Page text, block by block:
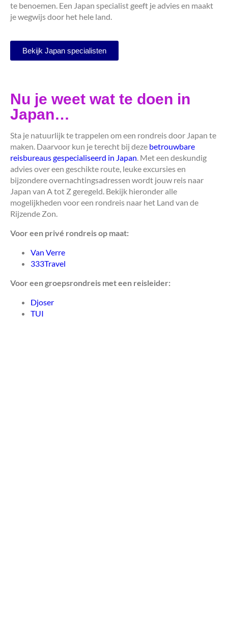
te benoemen. Een Japan specialist geeft je advies en maakt
je wegwijs door het hele land.
Bekijk Japan specialisten
Nu je weet wat te doen in
Japan…
Sta je natuurlijk te trappelen om een rondreis door Japan te
maken. Daarvoor kun je terecht bij deze betrouwbare
reisbureaus gespecialiseerd in Japan. Met een deskundig
advies over een geschikte route, leuke excursies en
bijzondere overnachtingsadressen wordt jouw reis naar
Japan van A tot Z geregeld. Bekijk hieronder alle
mogelijkheden voor een rondreis naar het Land van de
Rijzende Zon.
Voor een privé rondreis op maat:
Van Verre
333Travel
Voor een groepsrondreis met een reisleider:
Djoser
TUI